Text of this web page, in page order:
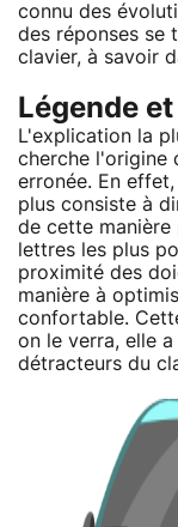
connu des
des réponses se
clavier, à savoir
Légende
L'explication la
cherche l'origine
erronée. En
plus consiste à
de cette manière
lettres les plus
proximité des
manière à
confortable.
on le verra, elle
détracteurs du